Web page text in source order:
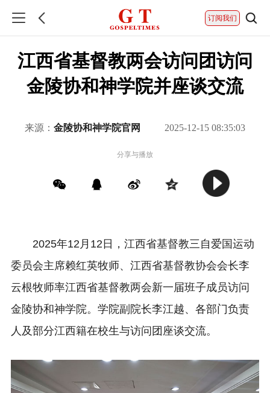
订阅我们
江西省基督教两会访问团访问
金陵协和神学院并座谈交流
来源： 金陵协和神学院官网 2025-12-15 08:35:03
分享与播放
2025年12月12日，江西省基督教三自爱国运动
委员会主席赖红英牧师、江西省基督教协会会长李
云根牧师率江西省基督教两会新一届班子成员访问
金陵协和神学院。学院副院长李江越、各部门负责
人及部分江西籍在校生与访问团座谈交流。